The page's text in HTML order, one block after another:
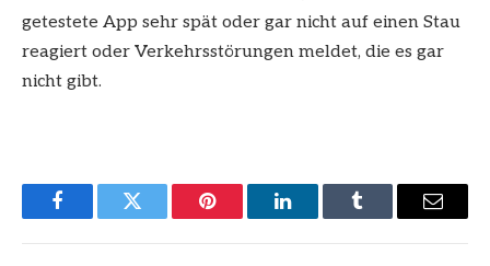
getestete App sehr spät oder gar nicht auf einen Stau
reagiert oder Verkehrsstörungen meldet, die es gar
nicht gibt.
FacebookTwitter Pinterest LinkedInTumblr Email